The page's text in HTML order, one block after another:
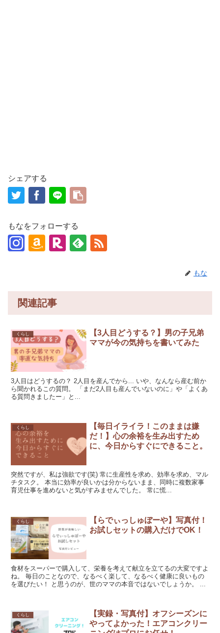
シェアする
もなをフォローする
もな
関連記事
くらし
【3人目どうする？】男の子兄弟
ママが今の気持ちを書いてみた
3人目はどうするの？ 2人目を産んでから... いや、なんなら産む前か
ら聞かれるこの質問。 「まだ2人目も産んでいないのに」や「よくあ
る質問きましたー」と...
くらし
【毎日イライラ！このままは嫌
だ！】心の余裕を生み出すため
に、今日からすぐにできること。
突然ですが、私は強欲です(笑) 常に生産性を求め、効率を求め、マル
チタスク。 本当に効率が良いかは分からないまま、同時に複数家事
育児仕事を進めないと気がすみませんでした。 常に慌...
くらし
【らでぃっしゅぼーや】写真付！
お試しセットの購入だけでOK！
食材をスーパーで購入して、栄養を考えて献立を立てるの大変ですよ
ね。 毎日のことなので、なるべく楽して、なるべく健康に良いもの
を選びたい！ と思うのが、世のママの本音ではないでしょうか。 ...
くらし
【実録・写真付】オフシーズンに
やってよかった！エアコンクリー